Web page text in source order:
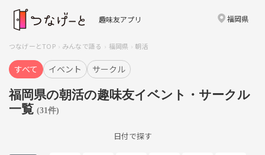
趣味友アプリ 福岡県
つなげーとTOP みんなで語る 福岡県 朝活
すべて イベント サークル
福岡県の朝活の趣味友イベント・サークル
一覧 (31件)
日付で探す